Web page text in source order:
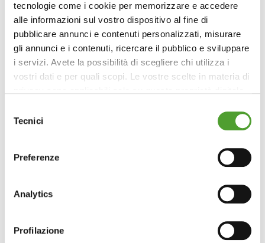
tecnologie come i cookie per memorizzare e accedere
alle informazioni sul vostro dispositivo al fine di
pubblicare annunci e contenuti personalizzati, misurare
gli annunci e i contenuti, ricercare il pubblico e sviluppare
i servizi. Avete la possibilità di scegliere chi utilizza i
vostri dati e per quali scopi. Le vostre scelte in materia di
modificare o revocare il proprio consenso in qualsiasi
momento dalla Dichiarazione sui cookie o facendo clic
raccogliere informazioni sulla tua posizione
geografica, con un'approssimazione di qualche
Identificare il tuo dispositivo, scansionandolo
delTecnici
Preferenze
Analytics
Profilazione